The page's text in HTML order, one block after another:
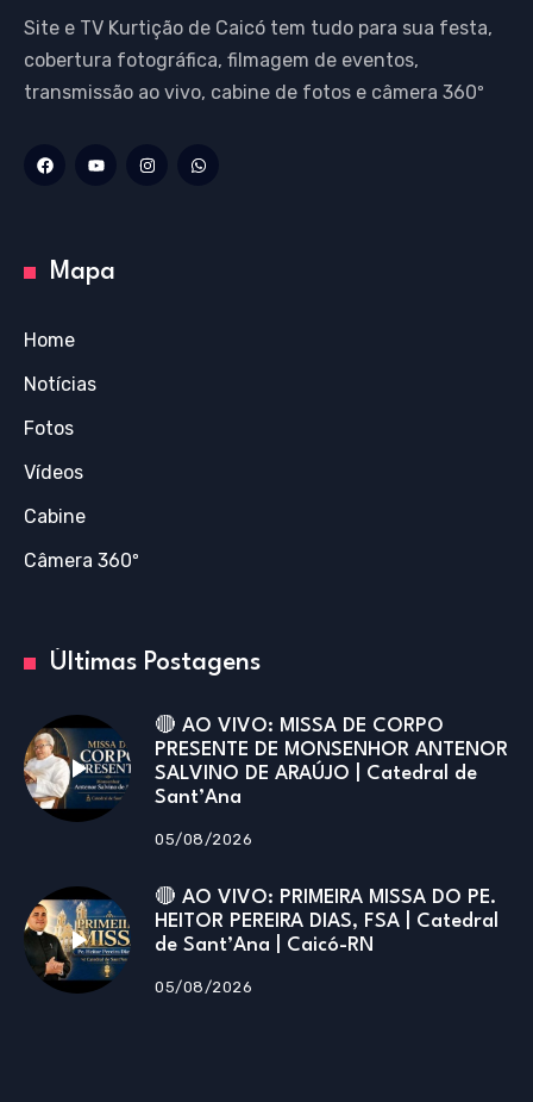
Site e TV Kurtição de Caicó tem tudo para sua festa,
cobertura fotográfica, filmagem de eventos,
transmissão ao vivo, cabine de fotos e câmera 360º
Mapa
Home
Notícias
Fotos
Vídeos
Cabine
Câmera 360º
Últimas Postagens
🔴 AO VIVO: MISSA DE CORPO
PRESENTE DE MONSENHOR ANTENOR
SALVINO DE ARAÚJO | Catedral de
Sant’Ana
05/08/2026
🔴 AO VIVO: PRIMEIRA MISSA DO PE.
HEITOR PEREIRA DIAS, FSA | Catedral
de Sant’Ana | Caicó-RN
05/08/2026